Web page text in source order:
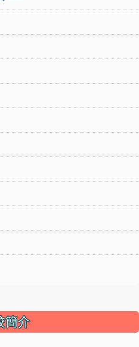
簡介